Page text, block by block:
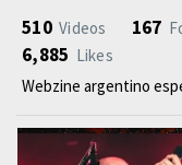
510 Videos 167
6,885 Likes
Webzine argentino